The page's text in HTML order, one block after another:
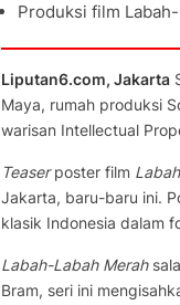
Produksi film
Liputan6.com, Jakarta
Maya, rumah produksi
warisan Intellectual
Teaserposter film
Jakarta, baru-baru ini.
klasik Indonesia dalam
Labah-Labah Merah
Bram, seri ini